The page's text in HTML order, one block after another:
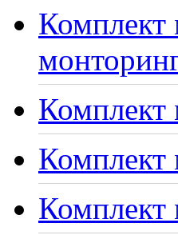
Комплект
Комплект
Комплект
Комплект